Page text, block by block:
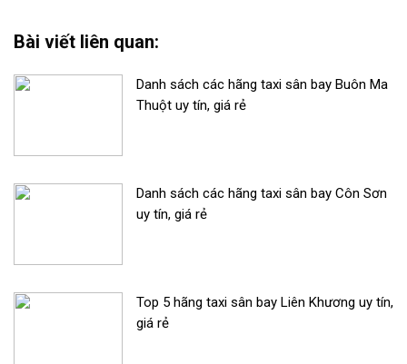
Bài viết liên quan:
Danh sách các hãng taxi sân bay Buôn Ma
Thuột uy tín, giá rẻ
Danh sách các hãng taxi sân bay Côn Sơn
uy tín, giá rẻ
Top 5 hãng taxi sân bay Liên Khương uy tín,
giá rẻ